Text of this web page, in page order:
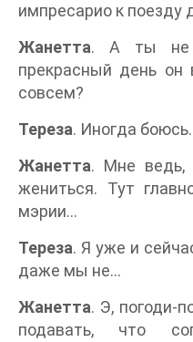
импресарио к поезду
Жанетта. А ты не
прекрасный день
совсем?
Тереза. Иногда боюсь.
Жанетта. Мне ведь,
жениться. Тут
мэрии...
Тереза. Я уже и
даже мы не...
Жанетта. Э, погоди-
подавать, что